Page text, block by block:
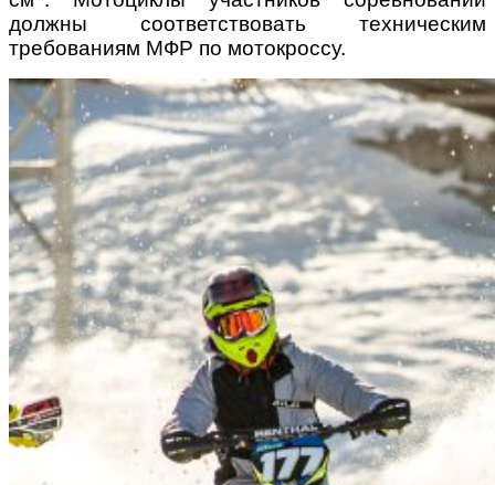
должны соответствовать техническим
требованиям МФР по мотокроссу.